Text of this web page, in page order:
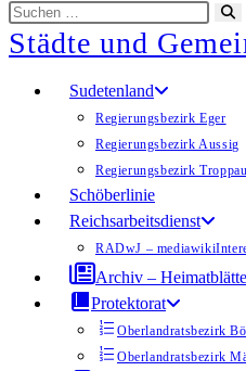
Diese
Website
durchsuchen
Städte und
Sudetenland
Regierungsbezirk Eger
Regierungsbezirk Aussig
Regierungsbezirk Troppau
Schöberlinie
Reichsarbeitsdienst
RADwJ – mediawiki
Archiv –
Protektorat
Oberlandratsbezirk
Oberlandratsbezirk